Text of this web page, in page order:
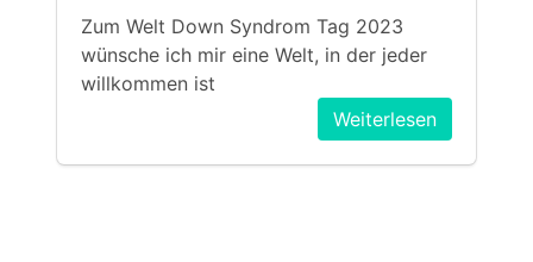
Zum Welt Down Syndrom Tag 2023
wünsche ich mir eine Welt, in der jeder
willkommen ist
Weiterlesen